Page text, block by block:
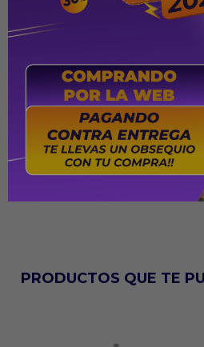
Ideal para ejercicio y
juegos y para mejorar la
Soporta hasta 80kg
PRODUCTOS QUE TE